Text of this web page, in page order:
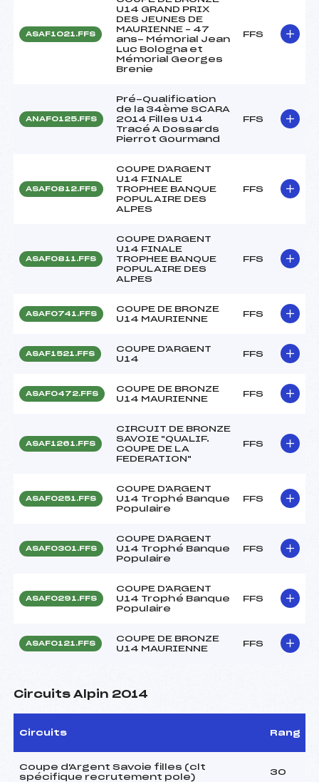
ASAF1021.FFS
U14 GRAND PRIX
DES JEUNES DE
MAURIENNE – 47
ans- Mémorial Jean
Luc Bologna et
Mémorial Georges
Brenie
FFS
ANAF0125.FFS
Pré-Qualification
de la 34ème SCARA
2014 Filles U14
Tracé A Dossards
Pierrot Gourmand
FFS
ASAF0812.FFS
COUPE D'ARGENT
U14 FINALE
TROPHEE BANQUE
POPULAIRE DES
ALPES
FFS
ASAF0811.FFS
COUPE D'ARGENT
U14 FINALE
TROPHEE BANQUE
POPULAIRE DES
ALPES
FFS
ASAF0741.FFS
COUPE DE BRONZE
U14 MAURIENNE
FFS
ASAF1521.FFS
COUPE D'ARGENT
U14
FFS
ASAF0472.FFS
COUPE DE BRONZE
U14 MAURIENNE
FFS
ASAF1261.FFS
CIRCUIT DE BRONZE
SAVOIE "QUALIF.
COUPE DE LA
FEDERATION"
FFS
ASAF0251.FFS
COUPE D'ARGENT
U14 Trophé Banque
Populaire
FFS
ASAF0301.FFS
COUPE D'ARGENT
U14 Trophé Banque
Populaire
FFS
ASAF0291.FFS
COUPE D'ARGENT
U14 Trophé Banque
Populaire
FFS
ASAF0121.FFS
COUPE DE BRONZE
U14 MAURIENNE
FFS
Circuits Alpin 2014
Circuits Rang
Coupe d'Argent Savoie filles (clt
spécifique recrutement pole)
30